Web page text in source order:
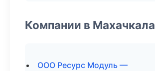
Компании в Махачкала
ООО Ресурс Модуль —